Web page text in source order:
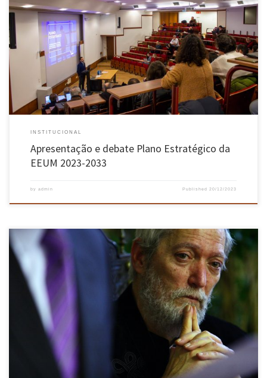
A Escola de Engenharia, através das suas várias subunidades, desenvolveu um exercício de
definição estratégica e que culminou com o desenvolvimento de um Plano Estratégico da
Escola para a próxima década (2023-2033) Este Plano, seguindo o cronograma previsto, foi
apresentado e discutido em sessão pública, no passado dia 22 de […]
INSTITUCIONAL
Apresentação e debate Plano Estratégico da
EEUM 2023-2033
by admin Published 20/12/2023
No passado dia 19 dezembro, a Associação Académica da Universidade do Minho
homenageou, na sessão do seu 46.º aniversário, o Professor Emérito da Escola de
Engenharia, António Guimarães Rodrigues, falecido a 5 de novembro. Um vídeo de vários
minutos mostrou a importância do antigo reitor e presidente da EEUM para […]